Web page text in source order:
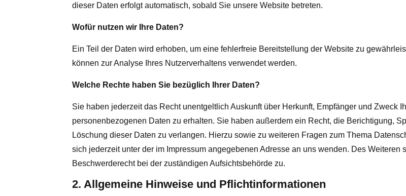
dieser Daten erfolgt automatisch, sobald Sie unsere Website betreten.
Wofür nutzen wir Ihre Daten?
Ein Teil der Daten wird erhoben, um eine fehlerfreie Bereitstellung der Website zu
können zur Analyse Ihres Nutzerverhaltens verwendet werden.
Welche Rechte haben Sie bezüglich Ihrer Daten?
Sie haben jederzeit das Recht unentgeltlich Auskunft über Herkunft, Empfänger und Zweck
personenbezogenen Daten zu erhalten. Sie haben außerdem ein Recht, die Berichtigung,
Löschung dieser Daten zu verlangen. Hierzu sowie zu weiteren Fragen zum Thema
sich jederzeit unter der im Impressum angegebenen Adresse an uns wenden. Des Weiteren
Beschwerderecht bei der zuständigen Aufsichtsbehörde zu.
2. Allgemeine Hinweise und Pflichtinformationen